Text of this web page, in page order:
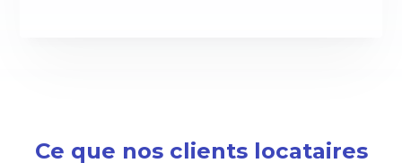
Ce que nos clients locataires